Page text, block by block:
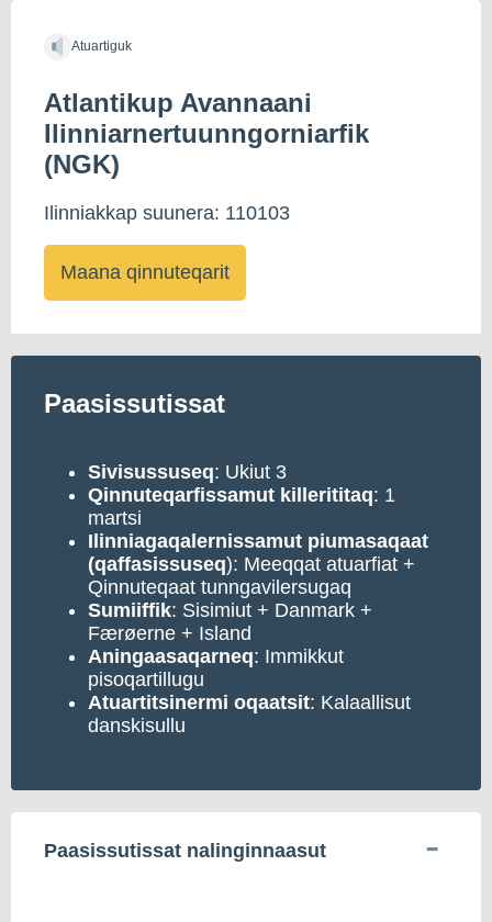
Atuartiguk
Atlantikup Avannaani
Ilinniarnertuunngorniarfik
(NGK)
Ilinniakkap suunera: 110103
Maana qinnuteqarit
Paasissutissat
Sivisussuseq: Ukiut 3
Qinnuteqarfissamut killerititaq: 1
martsi
Ilinniagaqalernissamut piumasaqaat
(qaffasissuseq): Meeqqat atuarfiat +
Qinnuteqaat tunngavilersugaq
Sumiiffik: Sisimiut + Danmark +
Færøerne + Island
Aningaasaqarneq: Immikkut
pisoqartillugu
Atuartitsinermi oqaatsit: Kalaallisut
danskisullu
Paasissutissat nalinginnaasut